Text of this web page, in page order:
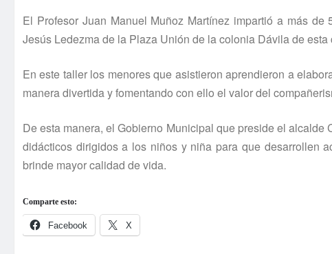
El Profesor Juan Manuel Muñoz Martí­nez impartió a más
Jesús Ledezma de la Plaza Unión de la colonia Dávila de esta
En este taller los menores que asistieron aprendieron a
manera divertida y fomentando con ello el valor del
De esta manera, el Gobierno Municipal que preside el
didácticos dirigidos a los niños y niña para que desarrollen
brinde mayor calidad de vida.
Comparte esto:
Facebook X